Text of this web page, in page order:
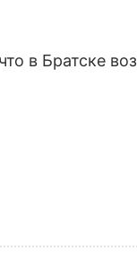
в Братске